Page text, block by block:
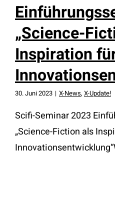
„Science-
Inspiration
30. Juni 2023 | X-News, X-Update!
Scifi-Seminar 2023
„Science-Fiction als